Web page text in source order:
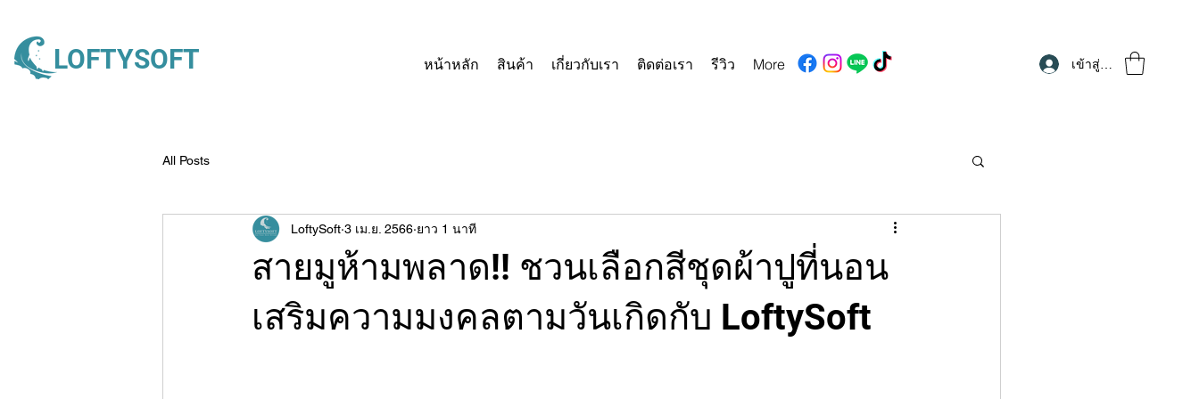
LOFTYSOFT หน้าหลัก สินค้า เกี่ยวกับเรา ติดต่อเรา รีวิว More เข้าสู่ระบบ
All Posts
สายมูห้ามพลาด!! ชวนเลือกสีชุดผ้าปูที่นอน
เสริมความมงคลตามวันเกิดกับ LoftySoft
LoftySoft 3 เม.ย. 2566 ยาว 1 นาที